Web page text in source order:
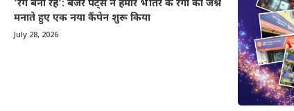
‘रंग बना रहे’: बर्जर पेंट्स ने हमारे भीतर के रंगों का जश्न
मनाते हुए एक नया कैंपेन शुरू किया
July 28, 2026